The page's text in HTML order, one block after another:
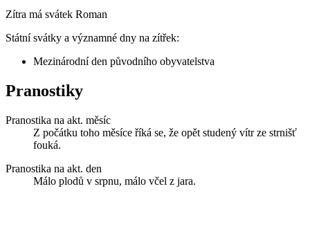
Zítra má svátek Roman
Státní svátky a významné dny na zítřek:
Mezinárodní den původního obyvatelstva
Pranostiky
Pranostika na akt. měsíc
Z počátku toho měsíce říká se, že opět studený vítr ze strnišť
fouká.
Pranostika na akt. den
Málo plodů v srpnu, málo včel z jara.